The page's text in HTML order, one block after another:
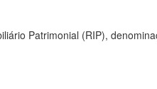
Patrimonial (RIP),